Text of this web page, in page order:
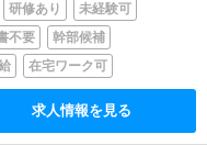
研修あり
未経験可
不要
幹部候補
在宅ワーク可
求人情報を見る